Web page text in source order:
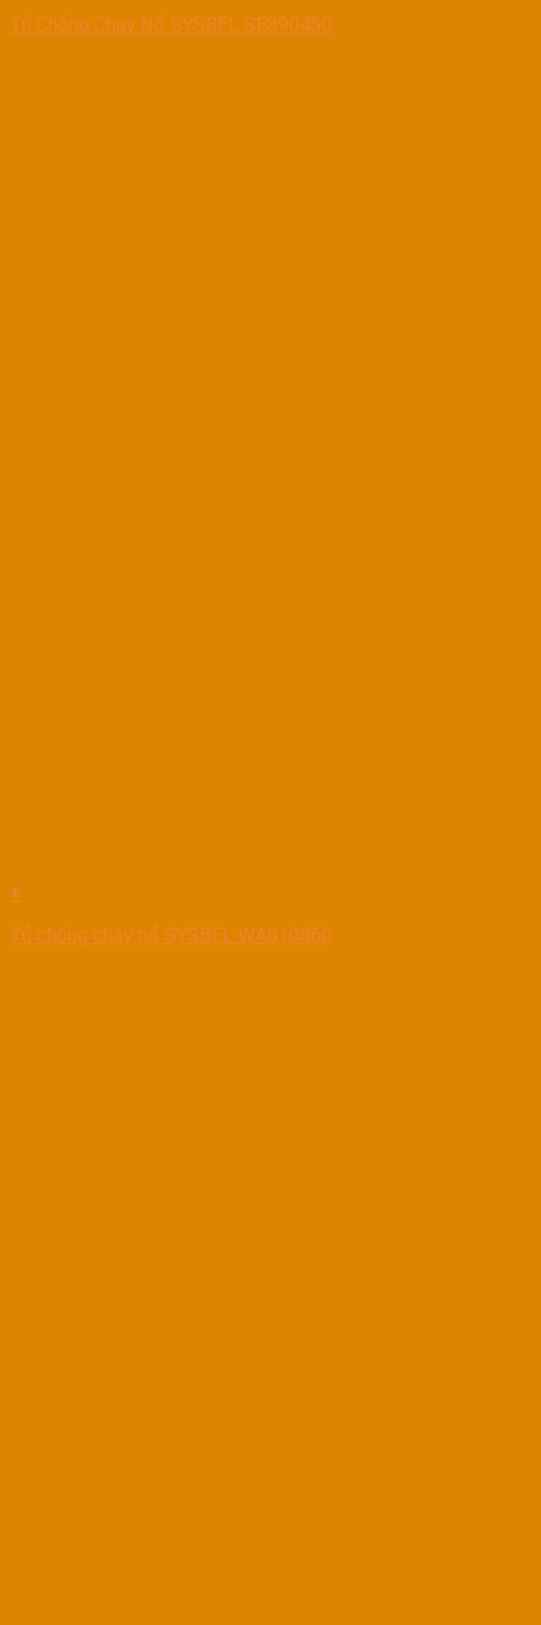
Tủ Chống Cháy Nổ SYSBEL SE890450
+
Tủ chống cháy nổ SYSBEL WA810860